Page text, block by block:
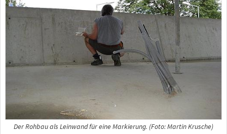
Der Rohbau als Leinwand für eine Markierung. (Foto: Martin Krusche)